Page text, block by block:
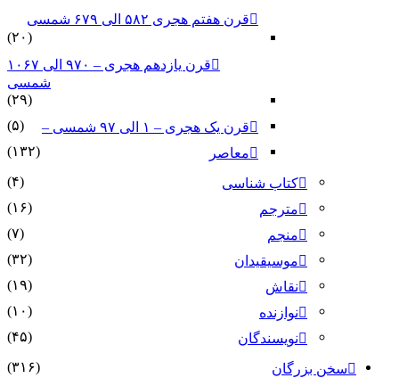
قرن هفتم هجری ۵۸۲ الی ۶۷۹ شمسی
(۲۰)
قرن یازدهم هجری – ۹۷۰ الی ۱۰۶۷
شمسی
(۲۹)
قرن یک هجری – ۱ الی ۹۷ شمسی –
(۵)
معاصر
(۱۳۲)
کتاب شناسی
(۴)
مترجم
(۱۶)
منجم
(۷)
موسیقیدان
(۳۲)
نقاش
(۱۹)
نوازنده
(۱۰)
نویسندگان
(۴۵)
سخن بزرگان (۳۱۶)